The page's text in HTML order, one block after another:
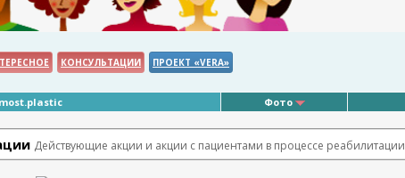
КОНСУЛЬТАЦИИ ПРОЕКТ «VERA»
Фото
Действующие акции и акции с пациентами в процессе реабилитации